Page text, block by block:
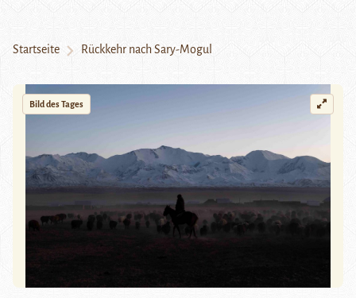
Startseite Rückkehr nach Sary-Mogul
Bild des Tages